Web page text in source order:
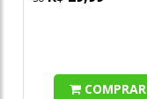
COMPRAR